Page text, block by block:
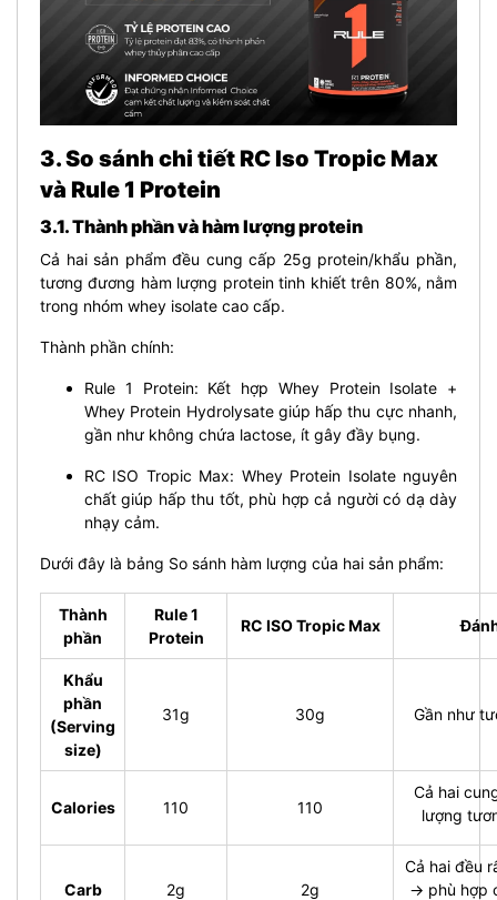
3. So sánh chi tiết RC Iso Tropic Max
và Rule 1 Protein
3.1. Thành phần và hàm lượng protein
Cả hai sản phẩm đều cung cấp 25g protein/khẩu phần,
tương đương hàm lượng protein tinh khiết trên 80%, nằm
trong nhóm whey isolate cao cấp.
Thành phần chính:
Rule 1 Protein: Kết hợp Whey Protein Isolate +
Whey Protein Hydrolysate giúp hấp thu cực nhanh,
gần như không chứa lactose, ít gây đầy bụng.
RC ISO Tropic Max: Whey Protein Isolate nguyên
chất giúp hấp thu tốt, phù hợp cả người có dạ dày
nhạy cảm.
Dưới đây là bảng So sánh hàm lượng của hai sản phẩm:
Thành
phần
Rule 1
Protein
RC ISO Tropic Max
Khẩu
phần
(Serving
size)
31g 30g Gần như
Calories 110 110
Cả hai
lượng
Carb 2g 2g
Cả hai đều
→ phù hợp